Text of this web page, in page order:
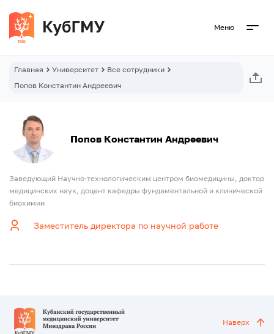
Меню
Главная Университет
Все сотрудники
Попов Константин Андреевич
Попов Константин Андреевич
Заведующий Научно-технологическим центром биомедицины, доктор
медицинских наук, доцент кафедры фундаментальной и клинической
биохимии
Заместитель директора по научной работе
Наверх